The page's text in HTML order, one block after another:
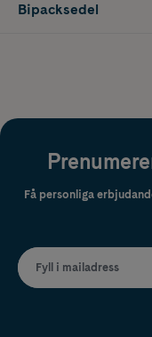
Bipacksedel
Få personliga
Fyll i mailadress